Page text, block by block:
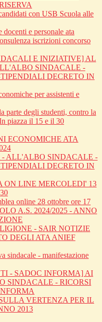
con USB Scuola alle
e personale ata
iscrizioni concorso
E INIZIATIVE] AL
SINDACALE -
DECRETO IN
per assistenti e
parte degli studenti, contro la
piazza il 15 e il 30
ECONOMICHE ATA
- ALL'ALBO SINDACALE -
DECRETO IN
ON LINE MERCOLEDI' 13
online 28 ottobre ore 17
A.S. 2024/2025 - ANNO
- SAIR NOTIZIE
DEGLI ATA ANIEF
sindacale - manifestazione
- SADOC INFORMA] AI
SINDACALE - RICORSI
VERTENZA PER IL
2013